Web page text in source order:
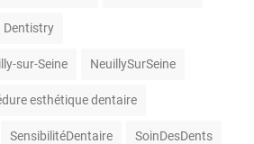
Dentistry
sur-Seine NeuillySurSeine
esthétique dentaire
SensibilitéDentaire SoinDesDents